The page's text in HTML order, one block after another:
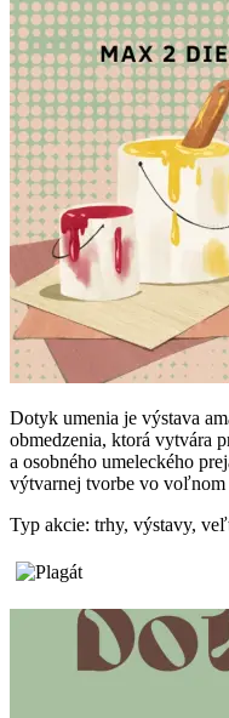
Dotyk umenia je výstava
obmedzenia, ktorá vytvára
a osobného umeleckého
výtvarnej tvorbe vo voľnom
Typ akcie: trhy, výstavy,